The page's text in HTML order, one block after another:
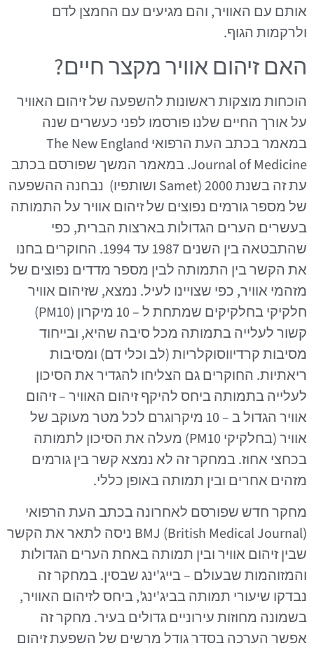
אותם עם האוויר, והם מגיעים עם החמצן לדם
ולרקמות הגוף.
האם זיהום אוויר מקצר חיים?
הוכחות מוצקות ראשונות להשפעה של זיהום האוויר
על אורך החיים שלנו פורסמו לפני כעשרים שנה
במאמר בכתב העת הרפואי The New England
Journal of Medicine. במאמר המשך שפורסם בכתב
עת זה בשנת 2000 (Samet ושותפיו) נבחנה ההשפעה
של מספר גורמים נפוצים של זיהום אוויר על התמותה
בעשרים הערים הגדולות בארצות הברית, כפי
שהתבטאה בין השנים 1987 עד 1994. החוקרים בחנו
את הקשר בין התמותה לבין מספר מדדים נפוצים של
מזהמי אוויר, כפי שצויינו לעיל. נמצא, שזיהום אוויר
חלקיקי בחלקיקים שמתחת ל – 10 מיקרון (PM10)
קשור לעלייה בתמותה מכל סיבה שהיא, ובייחוד
מסיבות קרדיווסוקלריות (לב וכלי דם) ומסיבות
ריאתיות. החוקרים גם הצליחו להגדיר את הסיכון
לעלייה בתמותה ביחס להיקף זיהום האוויר – זיהום
אוויר הגדול ב – 10 מיקרוגרם לכל מטר מעוקב של
אוויר (בחלקיקי PM10) מעלה את הסיכון לתמותה
בכחצי אחוז. במחקר זה לא נמצא קשר בין גורמים
מזהים אחרים ובין תמותה באופן כללי.
מחקר חדש שפורסם לאחרונה בכתב העת הרפואי
BMJ (British Medical Journal) ניסה לתאר את הקשר
שבין זיהום אוויר ובין תמותה באחת הערים הגדולות
והמזוהמות שבעולם – בייג'ינג שבסין. במחקר זה
נבדקו שיעורי תמותה בביג'ינג', ביחס לזיהום האוויר,
בשמונה מחוזות עירוניים גדולים בעיר. מחקר זה
אפשר הערכה בסדר גודל מרשים של השפעת זיהום